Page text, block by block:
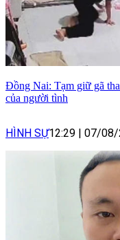
Đồng Nai: Tạm giữ gã
của người tình
HÌNH SỰ12:29 | 07/08/